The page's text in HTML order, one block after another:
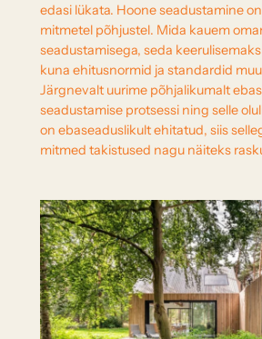
edasi lükata. Hoone seadustamine
mitmetel põhjustel. Mida kauem
seadustamisega, seda
kuna ehitusnormid ja standardid
Järgnevalt uurime põhjalikumalt
seadustamise protsessi ning selle
on ebaseaduslikult ehitatud, siis
mitmed takistused nagu näiteks